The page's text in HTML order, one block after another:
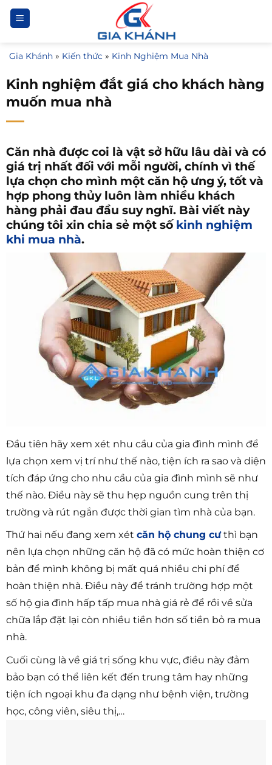
Bỏ
qua
dung
Gia Khánh » Kiến thức » Kinh Nghiệm Mua Nhà
Kinh nghiệm đắt giá cho khách hàng
muốn mua nhà
Căn nhà được coi là vật sở hữu lâu dài và có
giá trị nhất đối với mỗi người, chính vì thế
lựa chọn cho mình một căn hộ ưng ý, tốt và
hợp phong thủy luôn làm nhiều khách
hàng phải đau đầu suy nghĩ. Bài viết này
chúng tôi xin chia sẻ một sốkinh nghiệm
khi mua nhà.
Đầu tiên hãy xem xét nhu cầu của gia đình mình để
lựa chọn xem vị trí như thế nào, tiện ích ra sao và diện
tích đáp ứng cho nhu cầu của gia đình mình sẽ như
thế nào. Điều này sẽ thu hẹp nguồn cung trên thị
trường và rút ngắn được thời gian tìm nhà của bạn.
Thứ hai nếu đang xem xét căn hộ chung cưthì bạn
nên lựa chọn những căn hộ đã có mức hoàn thiện cơ
bản để mình không bị mất quá nhiều chi phí để
hoàn thiện nhà. Điều này để tránh trường hợp một
số hộ gia đình hấp tấp mua nhà giá rẻ để rồi về sửa
chữa lắp đặt lại còn nhiều tiền hơn số tiền bỏ ra mua
nhà.
Cuối cùng là về giá trị sống khu vực, điều này đảm
bảo bạn có thể liên kết đến trung tâm hay những
tiện ích ngoại khu đa dạng như bệnh viện, trường
học, công viên, siêu thị,…